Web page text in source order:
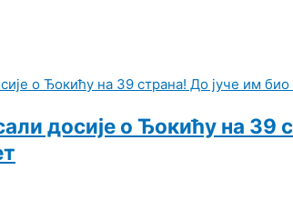
досије о Ђокићу на 39